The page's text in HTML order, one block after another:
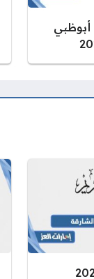
أبوظبي
رمضان 2026